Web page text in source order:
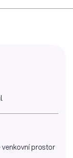
venkovní prostor